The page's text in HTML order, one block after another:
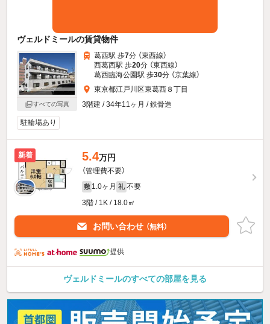
ヴェルドミールの賃貸物件
すべての写真
葛西駅 歩7分 （東西線）
西葛西駅 歩20分 （東西線）
葛西臨海公園駅 歩30分 （京葉線）
東京都江戸川区東葛西８丁目
3階建 / 34年11ヶ月 / 鉄骨造
駐輪場あり
新着 5.4万円
（管理費不要）
敷 1.0ヶ月 礼 不要
3階 / 1K / 18.0㎡
お問い合わせ （無料）
提供
ヴェルドミールのすべての部屋を見る